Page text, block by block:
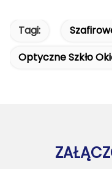
Tagi:
Optyczne Szkło